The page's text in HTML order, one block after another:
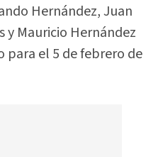
Hernández, Juan
y Mauricio Hernández
para el 5 de febrero de